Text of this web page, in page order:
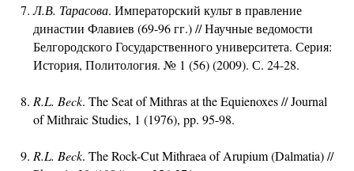
Л.В. Тарасова. Императорский культ в правление
династии Флавиев (69-96 гг.) // Научные ведомости
Белгородского Государственного университета. Серия:
История, Политология. № 1 (56) (2009). С. 24-28.
R.L. Beck. The Seat of Mithras at the Equienoxes // Journal
of Mithraic Studies, 1 (1976), pp. 95-98.
R.L. Beck. The Rock-Cut Mithraea of Arupium (Dalmatia) //